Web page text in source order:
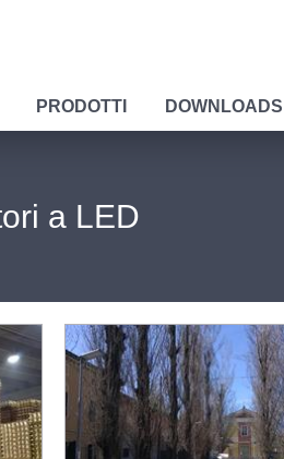
PRODOTTI DOWNLOADS
a LED